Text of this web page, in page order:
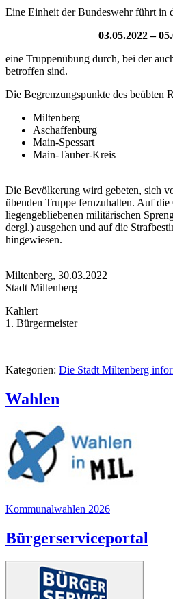
Eine Einheit der Bundeswehr führt in
03.05.2022 –
eine Truppenübung durch, bei der
betroffen sind.
Die Begrenzungspunkte des beübten
Miltenberg
Aschaffenburg
Main-Spessart
Main-Tauber-Kreis
Die Bevölkerung wird gebeten, sich
übenden Truppe fernzuhalten. Auf die
liegengebliebenen militärischen
dergl.) ausgehen und auf die
hingewiesen.
Miltenberg, 30.03.2022
Stadt Miltenberg
Kahlert
1. Bürgermeister
Kategorien: Die Stadt Miltenberg
Wahlen
Kommunalwahlen 2026
Bürgerserviceportal